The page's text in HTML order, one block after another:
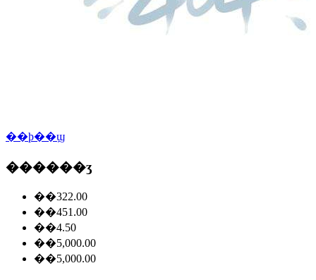
��ϸ��ϣ
������ʒ
��322.00
��451.00
��4.50
��5,000.00
��5,000.00